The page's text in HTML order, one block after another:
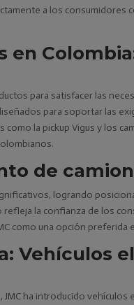
a los consumidores
para satisfacer las
para soportar las
la pickup Vigus y los
de
logrando
la confianza de los
como una opción
Vehículos
ha introducido vehículos